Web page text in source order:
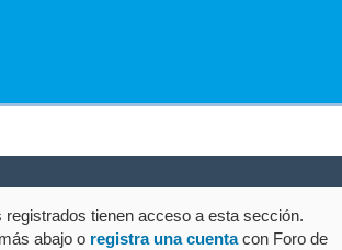
registrados tienen acceso a esta sección.
abajo o registra una cuentacon Foro de